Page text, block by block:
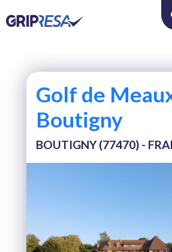
Où voulez-vous jouer ?
Nombre de trous
Nombre de joueurs
Golf de
Boutigny
BOUTIGNY (77470) -